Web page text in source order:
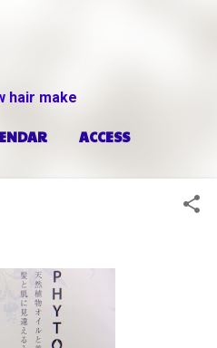
hair make
ACCESS
見る… ABOUT